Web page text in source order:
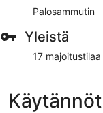
Palosammutin
Yleistä
17 majoitustilaa
Käytännöt